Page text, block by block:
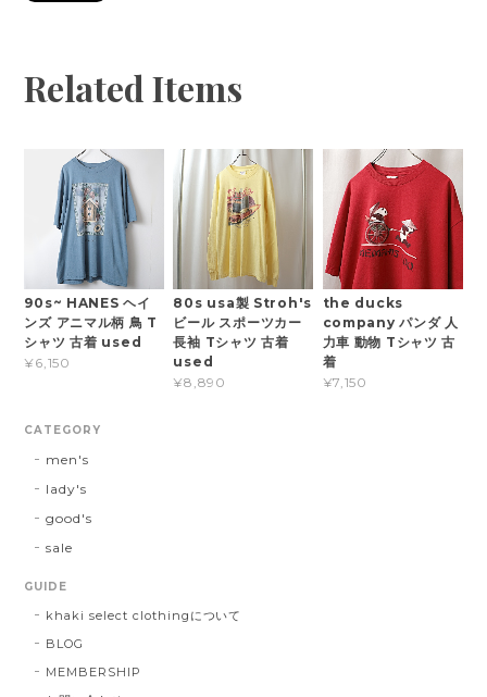
Related Items
90s~ HANES ヘイ
ンズ アニマル柄 鳥 T
シャツ 古着 used
¥6,150
80s usa製 Stroh's
ビール スポーツカー
長袖 Tシャツ 古着
used
¥8,890
the ducks
company パンダ 人
力車 動物 Tシャツ 古
着
¥7,150
CATEGORY
men's
lady's
good's
sale
GUIDE
khaki select clothingについて
BLOG
MEMBERSHIP